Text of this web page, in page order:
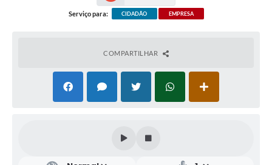
Serviço para: CIDADÃO EMPRESA
COMPARTILHAR